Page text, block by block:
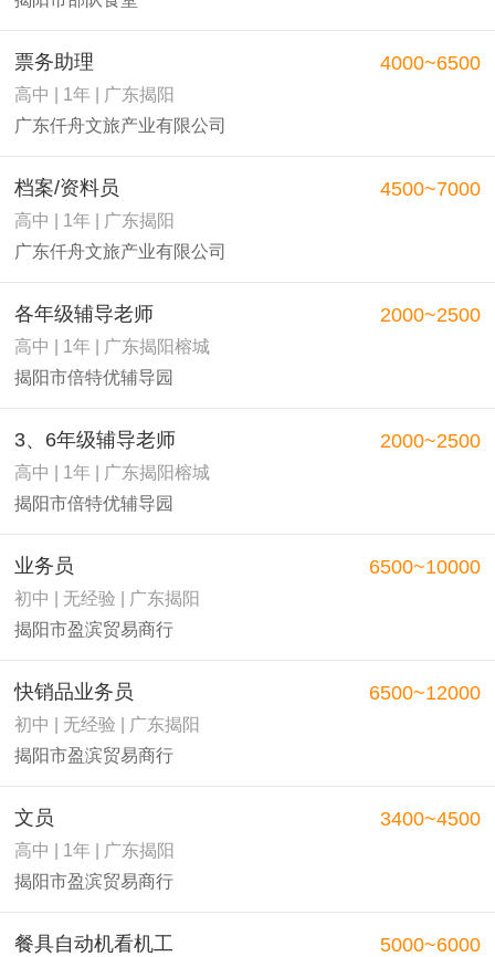
票务助理
高中 | 1年 | 广东揭阳
广东仟舟文旅产业有限公司
4000~6500
档案/资料员
高中 | 1年 | 广东揭阳
广东仟舟文旅产业有限公司
4500~7000
各年级辅导老师
高中 | 1年 | 广东揭阳榕城
揭阳市倍特优辅导园
2000~2500
3、6年级辅导老师
高中 | 1年 | 广东揭阳榕城
揭阳市倍特优辅导园
2000~2500
业务员
初中 | 无经验 | 广东揭阳
揭阳市盈滨贸易商行
6500~10000
快销品业务员
初中 | 无经验 | 广东揭阳
揭阳市盈滨贸易商行
6500~12000
文员
高中 | 1年 | 广东揭阳
揭阳市盈滨贸易商行
3400~4500
餐具自动机看机工 5000~6000